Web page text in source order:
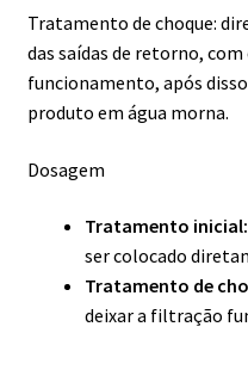
Tratamento de choque:
das saídas de retorno,
funcionamento, após
produto em água morna.
Dosagem
Tratamento inicial:
ser colocado
Tratamento de
deixar a filtração